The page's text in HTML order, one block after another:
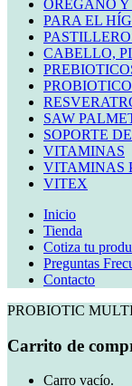
ORÉGANO Y
PARA EL
CABELLO,
SAW
SOPORTE
VITAMINAS
VITAMINAS
VITEX
Inicio
Tienda
Cotiza tu
Preguntas
Contacto
PROBIOTIC
Carrito de
Carro vacío.